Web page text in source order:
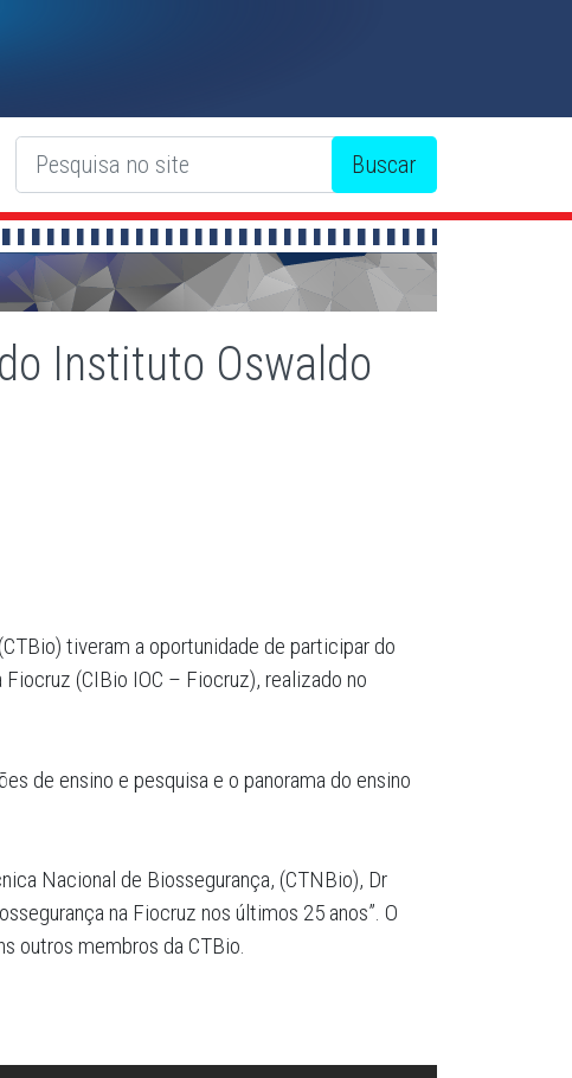
Instituto Oswaldo
tiveram a oportunidade de participar do
(CIBio IOC – Fiocruz), realizado no
de ensino e pesquisa e o panorama do ensino
Nacional de Biossegurança, (CTNBio), Dr
na Fiocruz nos últimos 25 anos”. O
outros membros da CTBio.